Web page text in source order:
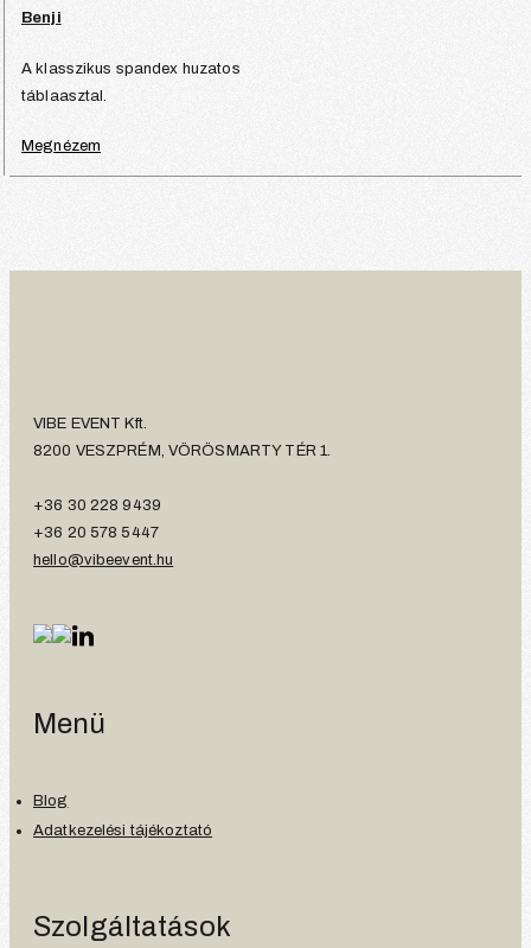
Benji
A klasszikus spandex huzatos
táblaasztal.
Megnézem
VIBE EVENT Kft.
8200 VESZPRÉM, VÖRÖSMARTY TÉR 1.
+36 30 228 9439
+36 20 578 5447
hello@vibeevent.hu
Menü
Blog
Adatkezelési tájékoztató
Szolgáltatások